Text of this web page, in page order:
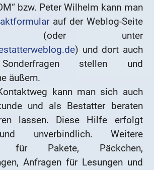
bzw. Peter Wilhelm kann man
auf der Weblog-Seite
(oder unter
) und dort auch
stellen und
äußern.
kann man sich auch
und als Bestatter beraten
lassen. Diese Hilfe erfolgt
unverbindlich. Weitere
für Pakete, Päckchen,
Anfragen für Lesungen und